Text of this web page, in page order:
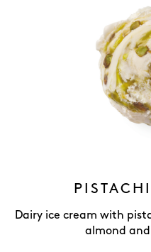
Dairy ice cream with
almond